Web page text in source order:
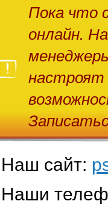
Пока что
онлайн.
настроят
Наш сайт:
Наши